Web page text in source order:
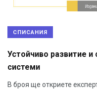
СПИСАНИЯ
Устойчиво развитие и
системи
В броя ще откриете